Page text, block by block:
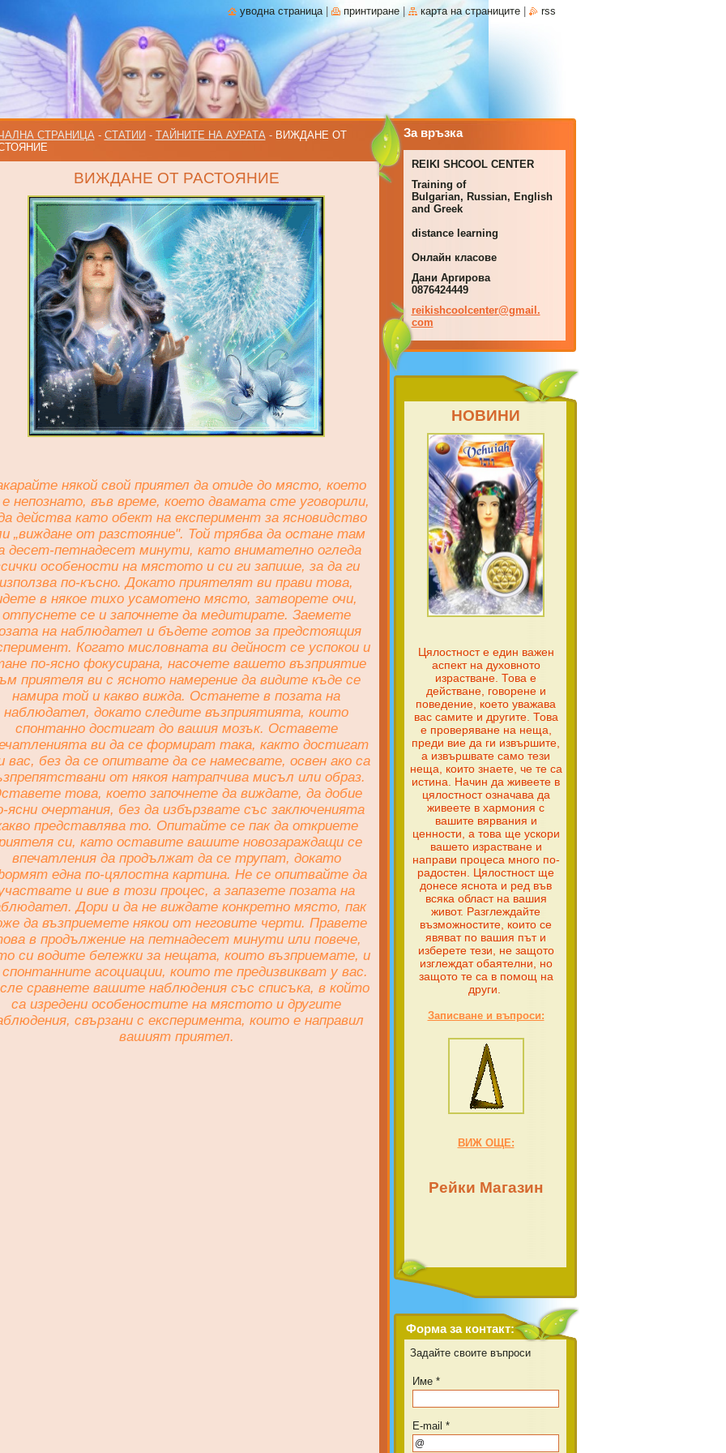
СТРАНИЦА - СТАТИИ - ТАЙНИТЕ НА АУРАТА - ВИЖДАНЕ ОТ
ВИЖДАНЕ ОТ РАСТОЯНИЕ
някой свой приятел да отиде до място, което
е непознато, във време, което двамата сте уговорили,
действа като обект на експеримент за ясновидство
„виждане от разстояние". Той трябва да остане там
десет-петнадесет минути, като внимателно огледа
особености на мястото и си ги запише, за да ги
използва по-късно. Докато приятелят ви прави това,
в някое тихо усамотено място, затворете очи,
отпуснете се и започнете да медитирате. Заемете
на наблюдател и бъдете готов за предстоящия
Когато мисловната ви дейност се успокои и
по-ясно фокусирана, насочете вашето възприятие
приятеля ви с ясното намерение да видите къде се
намира той и какво вижда. Останете в позата на
наблюдател, докато следите възприятията, които
спонтанно достигат до вашия мозък. Оставете
ви да се формират така, както достигат
вас, без да се опитвате да се намесвате, освен ако са
от някоя натрапчива мисъл или образ.
това, което започнете да виждате, да добие
ясни очертания, без да избързвате със заключенията
представлява то. Опитайте се пак да откриете
си, като оставите вашите новозараждащи се
впечатления да продължат да се трупат, докато
една по-цялостна картина. Не се опитвайте да
и вие в този процес, а запазете позата на
Дори и да не виждате конкретно място, пак
да възприемете някои от неговите черти. Правете
в продължение на петнадесет минути или повече,
си водите бележки за нещата, които възприемате, и
спонтанните асоциации, които те предизвикват у вас.
сравнете вашите наблюдения със списъка, в който
са изредени особеностите на мястото и другите
свързани с експеримента, които е направил
вашият приятел.
За връзка
REIKI SHCOOL CENTER
Training of
Bulgarian, Russian, English
and Greek
distance learning
Онлайн класове
Дани Аргирова
0876424449
reikishcoolcenter@gmail.
com
НОВИНИ
Цялостност е един важен
аспект на духовното
израстване. Това е
действане, говорене и
поведение, което уважава
вас самите и другите. Това
е проверяване на неща,
преди вие да ги извършите,
а извършвате само тези
неща, които знаете, че те са
истина. Начин да живеете в
цялостност означава да
живеете в хармония с
вашите вярвания и
ценности, а това ще ускори
вашето израстване и
направи процеса много по-
радостен. Цялостност ще
донесе яснота и ред във
всяка област на вашия
живот. Разглеждайте
възможностите, които се
явяват по вашия път и
изберете тези, не защото
изглеждат обаятелни, но
защото те са в помощ на
други.
Записване и въпроси:
ВИЖ ОЩЕ:
Рейки Магазин
Форма за контакт:
Задайте своите въпроси
Име *
E-mail *
уводна страница принтиране | карта на страниците rss